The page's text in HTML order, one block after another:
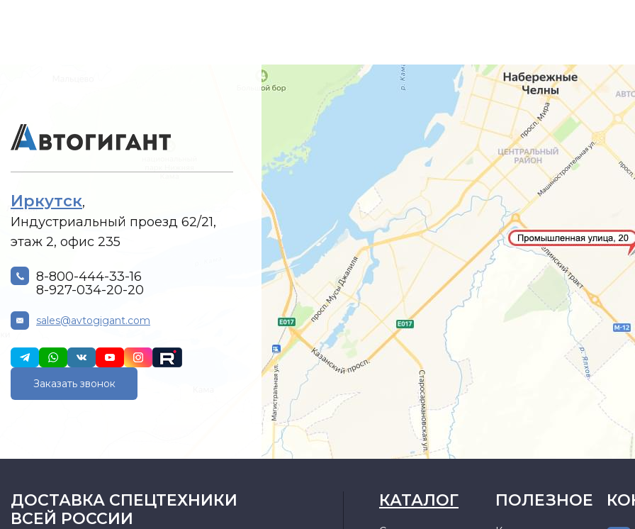
Иркутск,
Индустриальный проезд 62/21,
этаж 2, офис 235
8-800-444-33-16
8-927-034-20-20
sales@avtogigant.com
Заказать звонок
ДОСТАВКА СПЕЦТЕХНИКИ
ВСЕЙ РОССИИ
КАТАЛОГ ПОЛЕЗНОЕ